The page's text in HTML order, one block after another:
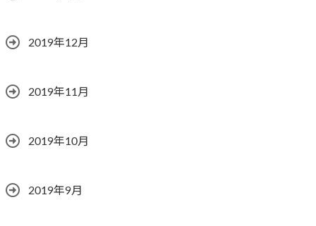
2019年12月
2019年11月
2019年10月
2019年9月